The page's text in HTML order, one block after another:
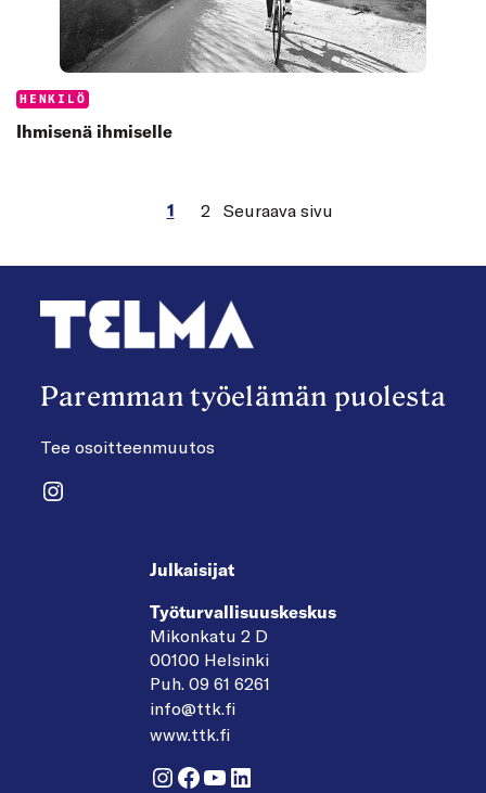
Categories:
HENKILÖ
Ihmisenä ihmiselle
1 2 Seuraava sivu
Paremman työelämän puolesta
Tee osoitteenmuutos
Instagram
Julkaisijat
Työturvallisuuskeskus
Mikonkatu 2 D
00100 Helsinki
Puh. 09 61 6261
info@ttk.fi
www.ttk.fi
Instagram
Facebook
YouTube
LinkedIn